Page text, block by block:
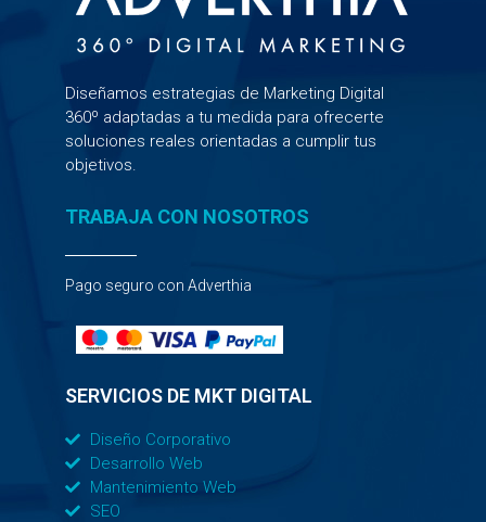
Diseñamos estrategias de Marketing Digital
360º adaptadas a tu medida para ofrecerte
soluciones reales orientadas a cumplir tus
objetivos.
TRABAJA CON NOSOTROS
Pago seguro con Adverthia
SERVICIOS DE MKT DIGITAL
Diseño Corporativo
Desarrollo Web
Mantenimiento Web
SEO